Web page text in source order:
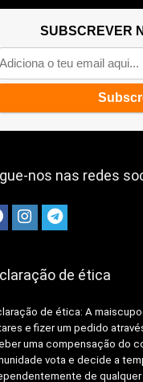
SUBSCREVER
nos nas redes
de ética
de ética: A
e fizer um pedido
uma compensação do
vota e decide a
de